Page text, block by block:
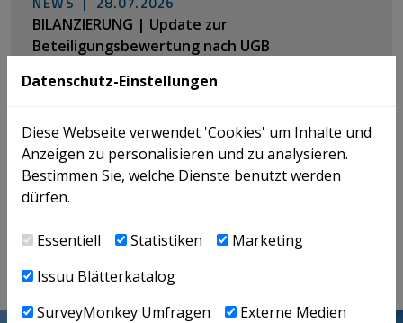
BILANZIERUNG | Update zur
Beteiligungsbewertung nach UGB
NEWS |16.07.2026
BBG 2027-2028 | Auswirkungen auf latente
Steuern bereits ab 31.7.2026!
SERVICE LINES IM ÜBERBLICK
Datenschutz-Einstellungen
Diese Webseite verwendet 'Cookies' um Inhalte und
Anzeigen zu personalisieren und zu analysieren.
Bestimmen Sie, welche Dienste benutzt werden
dürfen.
Essentiell Statistiken
Marketing
Issuu Blätterkatalog
SurveyMonkey Umfragen
Externe Medien